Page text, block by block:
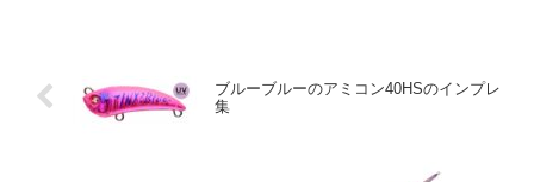
ブルーブルーのアミコン40HSのインプレ
集